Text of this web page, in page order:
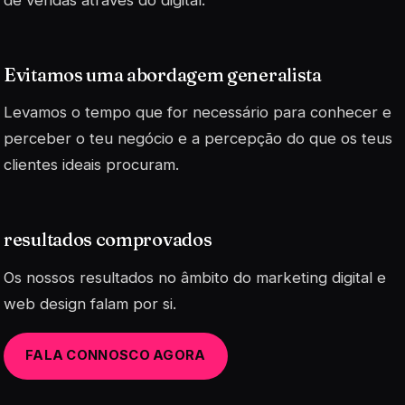
Evitamos uma abordagem generalista
Levamos o tempo que for necessário para conhecer e
perceber o teu negócio e a percepção do que os teus
clientes ideais procuram.
resultados comprovados
Os nossos resultados no âmbito do marketing digital e
web design falam por si.
FALA CONNOSCO AGORA